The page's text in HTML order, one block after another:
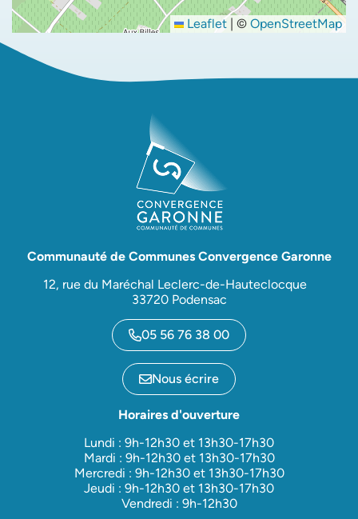
Leaflet | © OpenStreetMap
Communauté de Communes Convergence Garonne
12, rue du Maréchal Leclerc-de-Hauteclocque
33720 Podensac
05 56 76 38 00
Nous écrire
Horaires d'ouverture
Lundi : 9h-12h30 et 13h30-17h30
Mardi : 9h-12h30 et 13h30-17h30
Mercredi : 9h-12h30 et 13h30-17h30
Jeudi : 9h-12h30 et 13h30-17h30
Vendredi : 9h-12h30